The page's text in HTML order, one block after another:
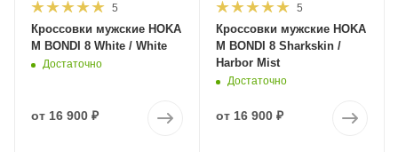
5
Кроссовки мужские HOKA
M BONDI 8 White / White
Достаточно
от 16 900 ₽
5
Кроссовки мужские HOKA
M BONDI 8 Sharkskin /
Harbor Mist
Достаточно
от 16 900 ₽